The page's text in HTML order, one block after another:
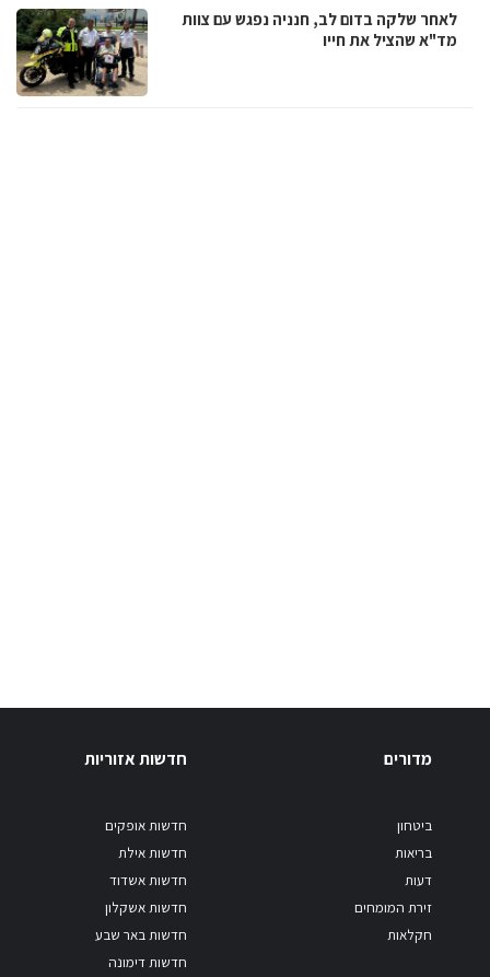
לאחר שלקה בדום לב, חנניה נפגש עם צוות
מד"א שהציל את חייו
מדורים
ביטחון
בריאות
דעות
זירת המומחים
חקלאות
חדשות אזוריות
חדשות אופקים
חדשות אילת
חדשות אשדוד
חדשות אשקלון
חדשות באר שבע
חדשות דימונה